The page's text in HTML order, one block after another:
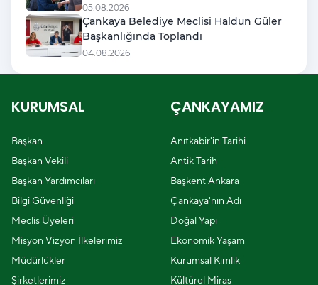
05.08.2026
Çankaya Belediye Meclisi Haldun Güler
Başkanlığında Toplandı
04.08.2026
KURUMSAL
Başkan
Başkan Vekili
Başkan Yardımcıları
Bilgi Güvenliği
Meclis Üyeleri
Misyon Vizyon İlkelerimiz
Müdürlükler
Şirketlerimiz
ÇANKAYAMIZ
Anıtkabir'in Tarihi
Antik Tarih
Başkent Ankara
Çankaya'nın Adı
Doğal Yapı
Ekonomik Yaşam
Kurumsal Kimlik
Kültürel Miras